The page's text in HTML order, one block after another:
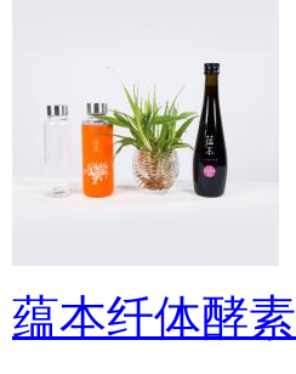
蕴本纤体酵素